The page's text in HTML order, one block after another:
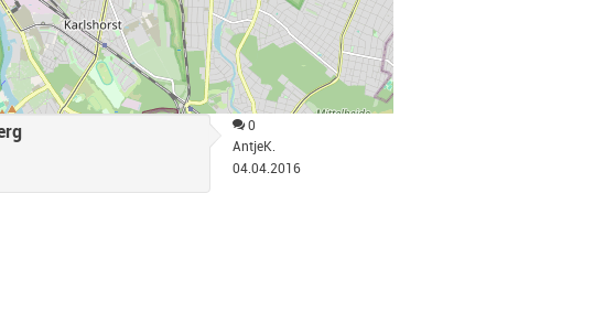
0
AntjeK.
04.04.2016